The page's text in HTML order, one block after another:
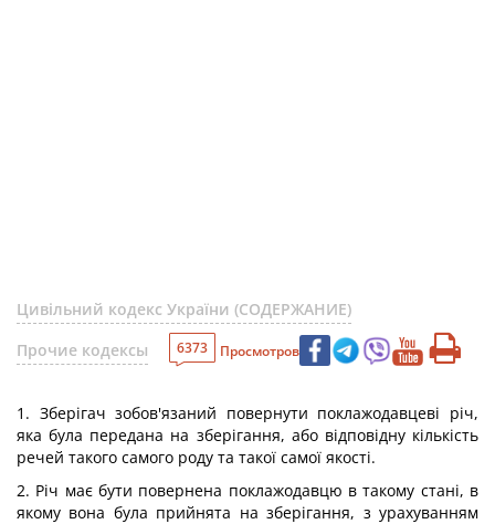
Цивільний кодекс України (СОДЕРЖАНИЕ)
Прочие кодексы
6373 Просмотров
1. Зберігач зобов'язаний повернути поклажодавцеві річ,
яка була передана на зберігання, або відповідну кількість
речей такого самого роду та такої самої якості.
2. Річ має бути повернена поклажодавцю в такому стані, в
якому вона була прийнята на зберігання, з урахуванням